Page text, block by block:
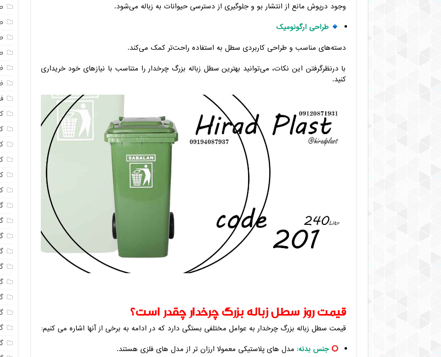
وجود درپوش مانع از انتشار بو و جلوگیری از دسترسی حیوانات به زباله می‌شود.
طراحی ارگونومیک
دسته‌های مناسب و طراحی کاربردی سطل به استفاده راحت‌تر کمک می‌کند.
با درنظرگرفتن این نکات، می‌توانید بهترین سطل زباله بزرگ چرخدار را متناسب با نیازهای خود خریداری
کنید.
قیمت روز سطل زباله بزرگ چرخدار چقدر است؟
قیمت سطل زباله بزرگ چرخدار به عوامل مختلفی بستگی دارد که در ادامه به برخی از آنها اشاره می کنیم:
جنس بدنه: مدل های پلاستیکی معمولا ارزان تر از مدل های فلزی هستند.